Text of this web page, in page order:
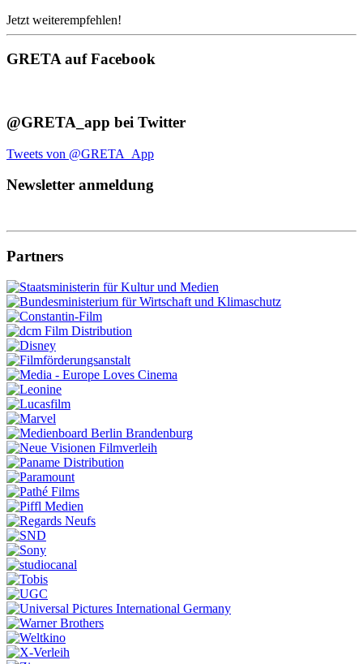
Jetzt weiterempfehlen!
GRETA auf Facebook
@GRETA_app bei Twitter
Tweets von @GRETA_App
Newsletter anmeldung
Partners